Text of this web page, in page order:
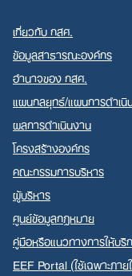
เกี่ยวกับ กสศ.
ข้อมูลสาธารณะองค์กร
อำนาจของ กสศ.
แผนกลยุทธ์/แผนการดำเนิ
ผลการดำเนินงาน
โครงสร้างองค์กร
คณะกรรมการบริหาร
ผู้บริหาร
ศูนย์ข้อมูลกฎหมาย
คู่มือหรือแนวทางการให้บ
EEF Portal (ใช้เฉพาะภาย